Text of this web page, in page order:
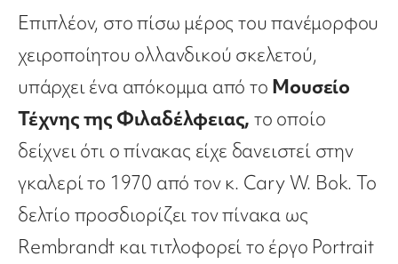
Επιπλέον, στο πίσω μέρος του πανέμορφου
χειροποίητου ολλανδικού σκελετού,
υπάρχει ένα απόκομμα από το Μουσείο
Τέχνης της Φιλαδέλφειας, το οποίο
δείχνει ότι ο πίνακας είχε δανειστεί στην
γκαλερί το 1970 από τον κ. Cary W. Bok. Το
δελτίο προσδιορίζει τον πίνακα ως
Rembrandt και τιτλοφορεί το έργο Portrait